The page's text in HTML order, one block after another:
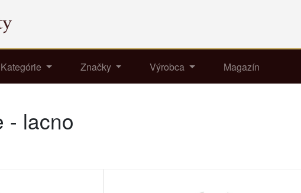
Kategórie Značky Výrobca Magazín
- lacno